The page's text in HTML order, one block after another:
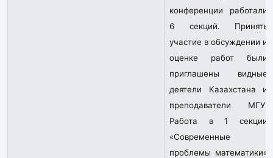
конференции работали
6 секций. Принять
участие в обсуждении и
оценке работ были
приглашены видные
деятели Казахстана и
преподаватели МГУ.
Работа в 1 секции
«Современные
проблемы математики»